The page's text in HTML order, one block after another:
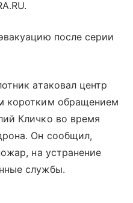
после серии
атаковал центр
коротким обращением
Кличко во время
Он сообщил,
на устранение
службы.